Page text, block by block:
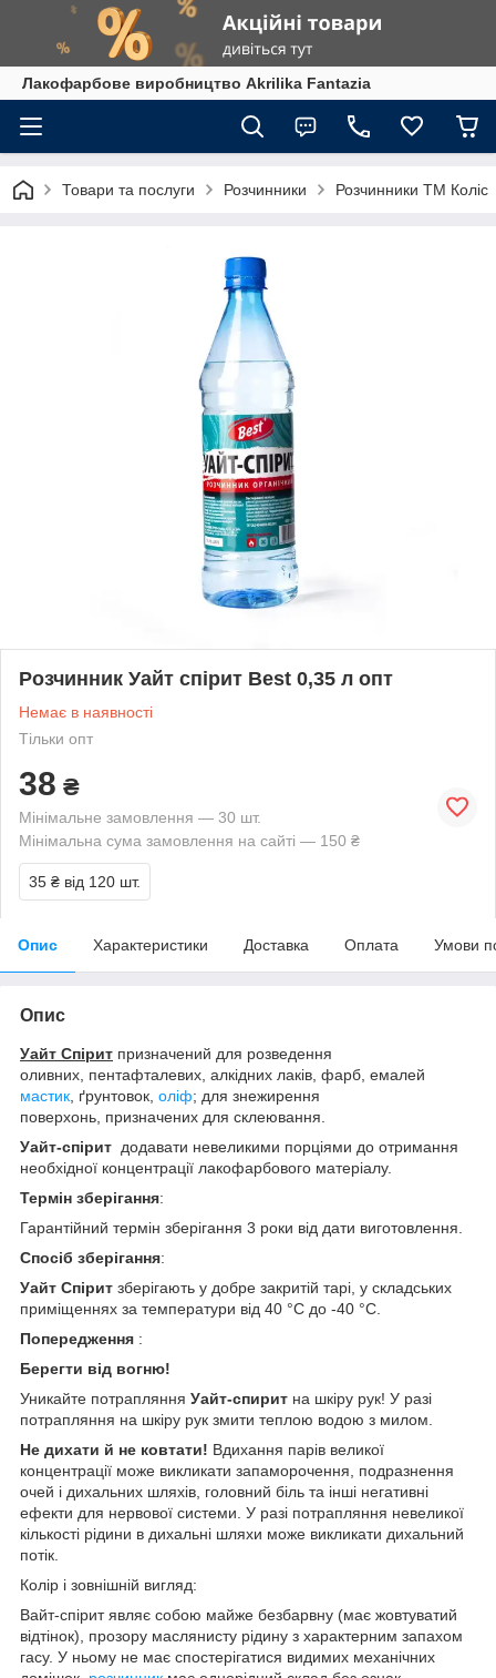
Лакофарбове виробництво Akrilika Fantazia
Товари та послуги Розчинники Розчинники ТМ Коліс
Розчинник Уайт спірит Best 0,35 л опт
Немає в наявності
Тільки опт
38 ₴
Мінімальне замовлення — 30 шт.
Мінімальна сума замовлення на сайті — 150 ₴
35 ₴ від 120 шт.
Опис Характеристики Доставка Оплата Умови
Опис
Уайт Спірит призначений для розведення
оливних, пентафталевих, алкідних лаків, фарб, емалей
мастик , ґрунтовок, оліф; для знежирення
поверхонь, призначених для склеювання.
Уайт-спірит додавати невеликими порціями до отримання
необхідної концентрації лакофарбового матеріалу.
Термін зберігання:
Гарантійний термін зберігання 3 роки від дати виготовлення.
Спосіб зберігання:
Уайт Спірит зберігають у добре закритій тарі, у складських
приміщеннях за температури від 40 °C до -40 °C.
Попередження :
Берегти від вогню!
Уникайте потрапляння Уайт-спирит на шкіру рук! У разі
потрапляння на шкіру рук змити теплою водою з милом.
Не дихати й не ковтати! Вдихання парів великої
концентрації може викликати запаморочення, подразнення
очей і дихальних шляхів, головний біль та інші негативні
ефекти для нервової системи. У разі потрапляння невеликої
кількості рідини в дихальні шляхи може викликати дихальний
потік.
Колір і зовнішній вигляд:
Вайт-спірит являє собою майже безбарвну (має жовтуватий
відтінок), прозору маслянисту рідину з характерним запахом
гасу. У ньому не має спостерігатися видимих механічних